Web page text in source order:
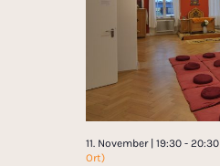
11. November | 19:30- 20:30
Ort)